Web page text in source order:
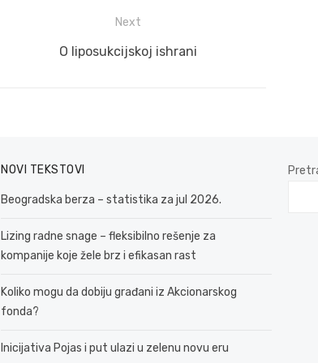
Next
Next
O liposukcijskoj ishrani
NOVI TEKSTOVI
Beogradska berza – statistika za jul 2026.
Lizing radne snage – fleksibilno rešenje za
kompanije koje žele brz i efikasan rast
Koliko mogu da dobiju građani iz Akcionarskog
fonda?
Inicijativa Pojas i put ulazi u zelenu novu eru